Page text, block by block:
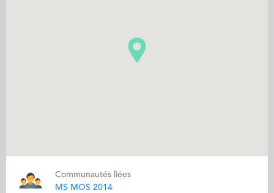
Communautés liées
MS MOS 2014